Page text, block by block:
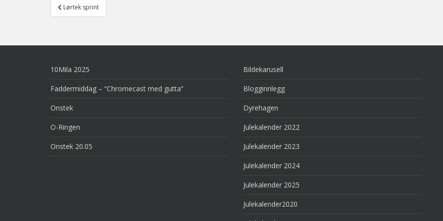
Post
navigation
Lørtek sprint
10Mila 2025
Faddermiddag – “Chromecast med gutta”
Onstek
O-Ringen
Onstek 20.05
Bildekarusell
Blogginnlegg
Dyrehagen
Julekalender 2022
Julekalender 2023
Julekalender 2024
Julekalender 2025
Julekalender2020